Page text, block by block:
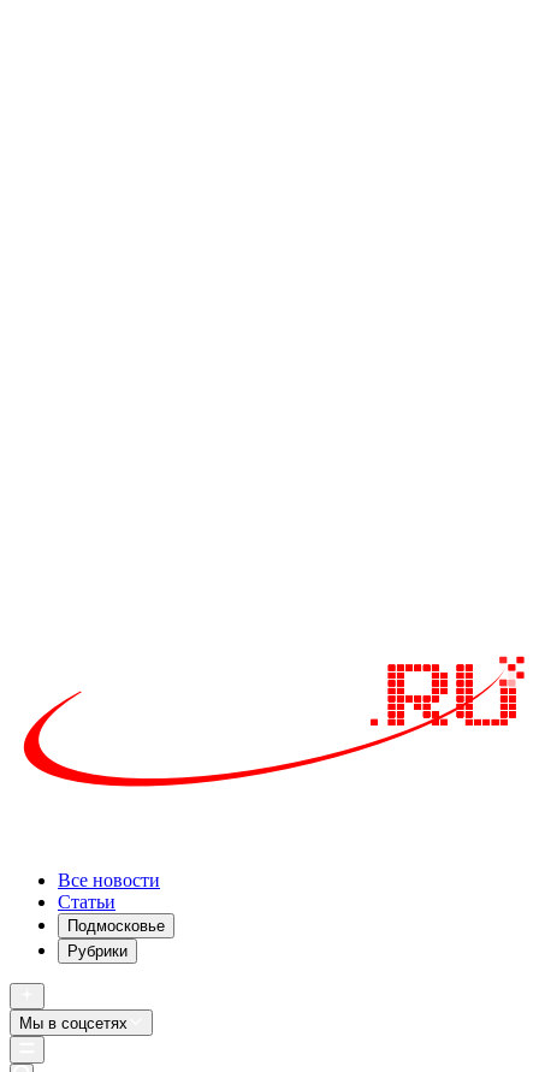
Все новости
Статьи
Подмосковье
Рубрики
Мы в соцсетях